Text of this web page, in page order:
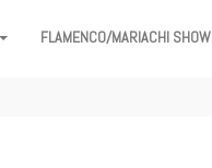
FLAMENCO/MARIACHI SHOW